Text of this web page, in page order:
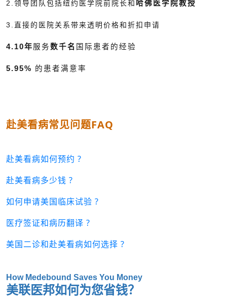
2.领导团队包括纽约医学院前院长和 哈佛医学院教授
3.直接的医院关系带来透明价格和折扣申请
4.10年服务数千名 国际患者的经验
5.95% 的患者满意率
赴美看病常见问题FAQ
赴美看病如何预约 ?
赴美看病多少钱 ?
如何申请美国临床试验 ?
医疗签证和病历翻译 ?
美国二诊和赴美看病如何选择 ?
How Medebound Saves You Money
美联医邦如何为您省钱？